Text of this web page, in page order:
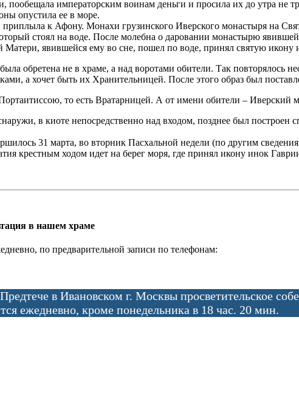
пообещала императорским воинам деньги и просила их до утра
опустила ее в море.
приплыла к Афону. Монахи грузинского Иверского монастыря на
стоял на воде. После молебна о даровании монастырю
явившейся ему во сне, пошел по воде, принял святую икону
обретена не в храме, а над воротами обители. Так повторялось
а хочет быть их Хранительницей. После этого образ был
то есть Вратарницей. А от имени обители – Иверский
в киоте непосредственно над входом, позднее был
31 марта, во вторник Пасхальной недели (по другим
крестным ходом идет на берег моря, где принял икону инок
в нашем храме
по предварительной записи по телефонам:
в Ивановском г. Москвы просветительское
ежедневно, кроме понедельника в 18 час. 20 мин.